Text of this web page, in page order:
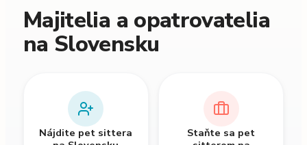
Majitelia a opatrovatelia
na Slovensku
Nájdite pet sittera
Staňte sa pet